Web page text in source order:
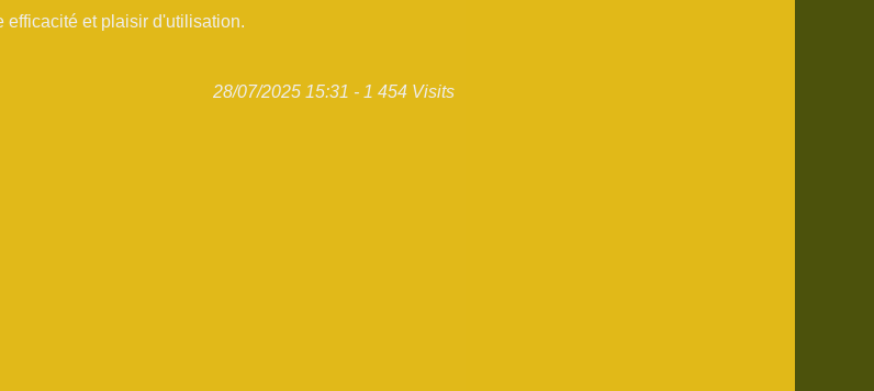
et plaisir d'utilisation.
28/07/2025 15:31 - 1 454 Visits